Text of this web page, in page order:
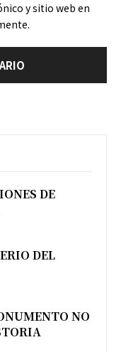
y sitio web en
DE
DEL
NO